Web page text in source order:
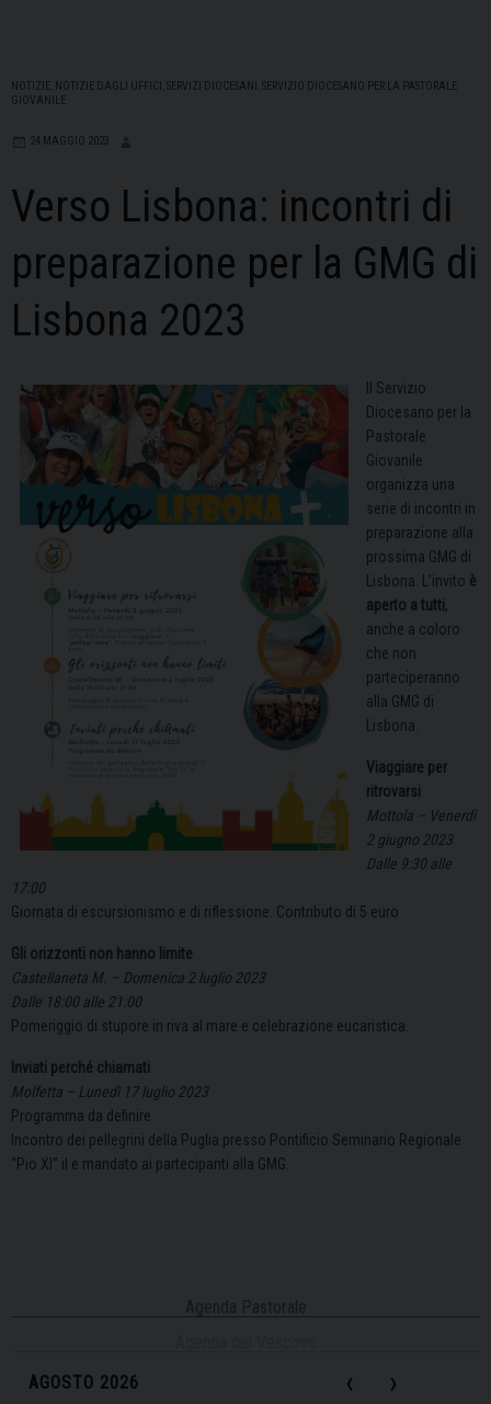
NOTIZIE NOTIZIE DAGLI UFFICI SERVIZI DIOCESANI
SERVIZIO DIOCESANO PER LA PASTORALE
GIOVANILE
24 MAGGIO 2023
Verso Lisbona: incontri di
preparazione per la GMG di
Lisbona 2023
Il Servizio
Diocesano per la
Pastorale
Giovanile
organizza una
serie di incontri in
preparazione alla
prossima GMG di
Lisbona. L’invito è
aperto a tutti,
anche a coloro
che non
parteciperanno
alla GMG di
Lisbona.
Viaggiare per
ritrovarsi
Mottola – Venerdì
2 giugno 2023
Dalle 9:30 alle
17:00
Giornata di escursionismo e di riflessione. Contributo di 5 euro
Gli orizzonti non hanno limite
Castellaneta M. – Domenica 2 luglio 2023
Dalle 18:00 alle 21:00
Pomeriggio di stupore in riva al mare e celebrazione eucaristica.
Inviati perché chiamati
Molfetta – Lunedì 17 luglio 2023
Programma da definire
Incontro dei pellegrini della Puglia presso Pontificio Seminario Regionale
“Pio XI” il e mandato ai partecipanti alla GMG.
Agenda Pastorale
‹
AGOSTO 2026 ›